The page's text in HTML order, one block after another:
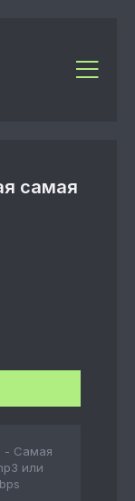
самая
- Самая
или